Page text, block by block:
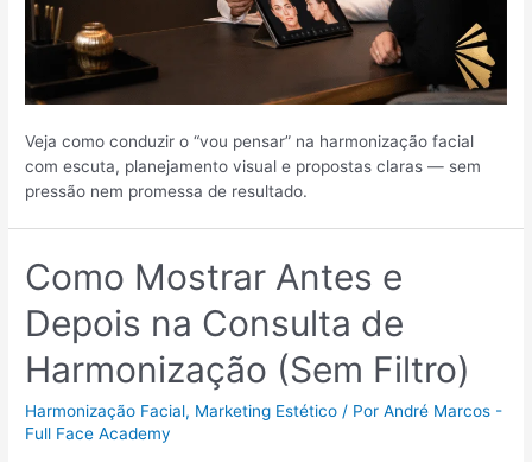
Veja como conduzir o “vou pensar” na harmonização facial
com escuta, planejamento visual e propostas claras — sem
pressão nem promessa de resultado.
Como Mostrar Antes e
Depois na Consulta de
Harmonização (Sem Filtro)
Harmonização Facial, Marketing Estético / PorAndré Marcos -
Full Face Academy